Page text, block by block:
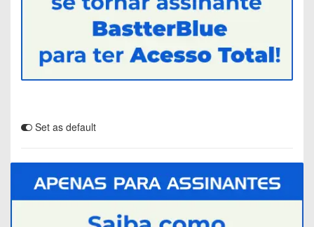
Set as default